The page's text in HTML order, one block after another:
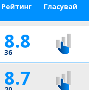
Рейтинг Гласувай
8.8
36
8.7